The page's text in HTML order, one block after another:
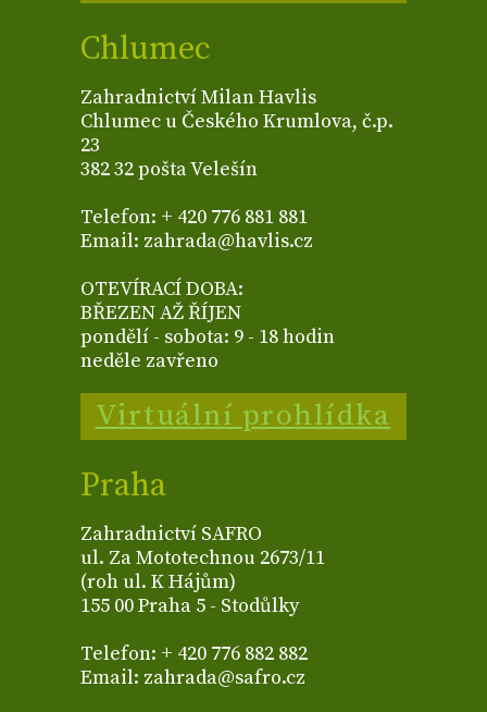
Chlumec
Zahradnictví Milan Havlis
Chlumec u Českého Krumlova, č.p.
23
382 32 pošta Velešín
Telefon: + 420 776 881 881
Email: zahrada@havlis.cz
OTEVÍRACÍ DOBA:
BŘEZEN AŽ ŘÍJEN
pondělí - sobota: 9 - 18 hodin
neděle zavřeno
Virtuální prohlídka
Praha
Zahradnictví SAFRO
ul. Za Mototechnou 2673/11
(roh ul. K Hájům)
155 00 Praha 5 - Stodůlky
Telefon: + 420 776 882 882
Email: zahrada@safro.cz